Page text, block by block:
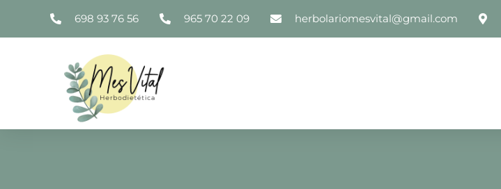
698 93 76 56 965 70 22 09 herbolariomesvital@gmail.com